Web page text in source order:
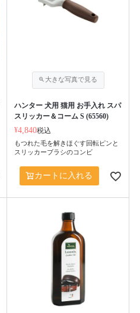
ハンター 犬用 猫用 お手入れ スパ
スリッカー＆コーム S (65560)
¥4,840税込
もつれた毛を解きほぐす回転ピンと
スリッカーブラシのコンビ
カートに入れる